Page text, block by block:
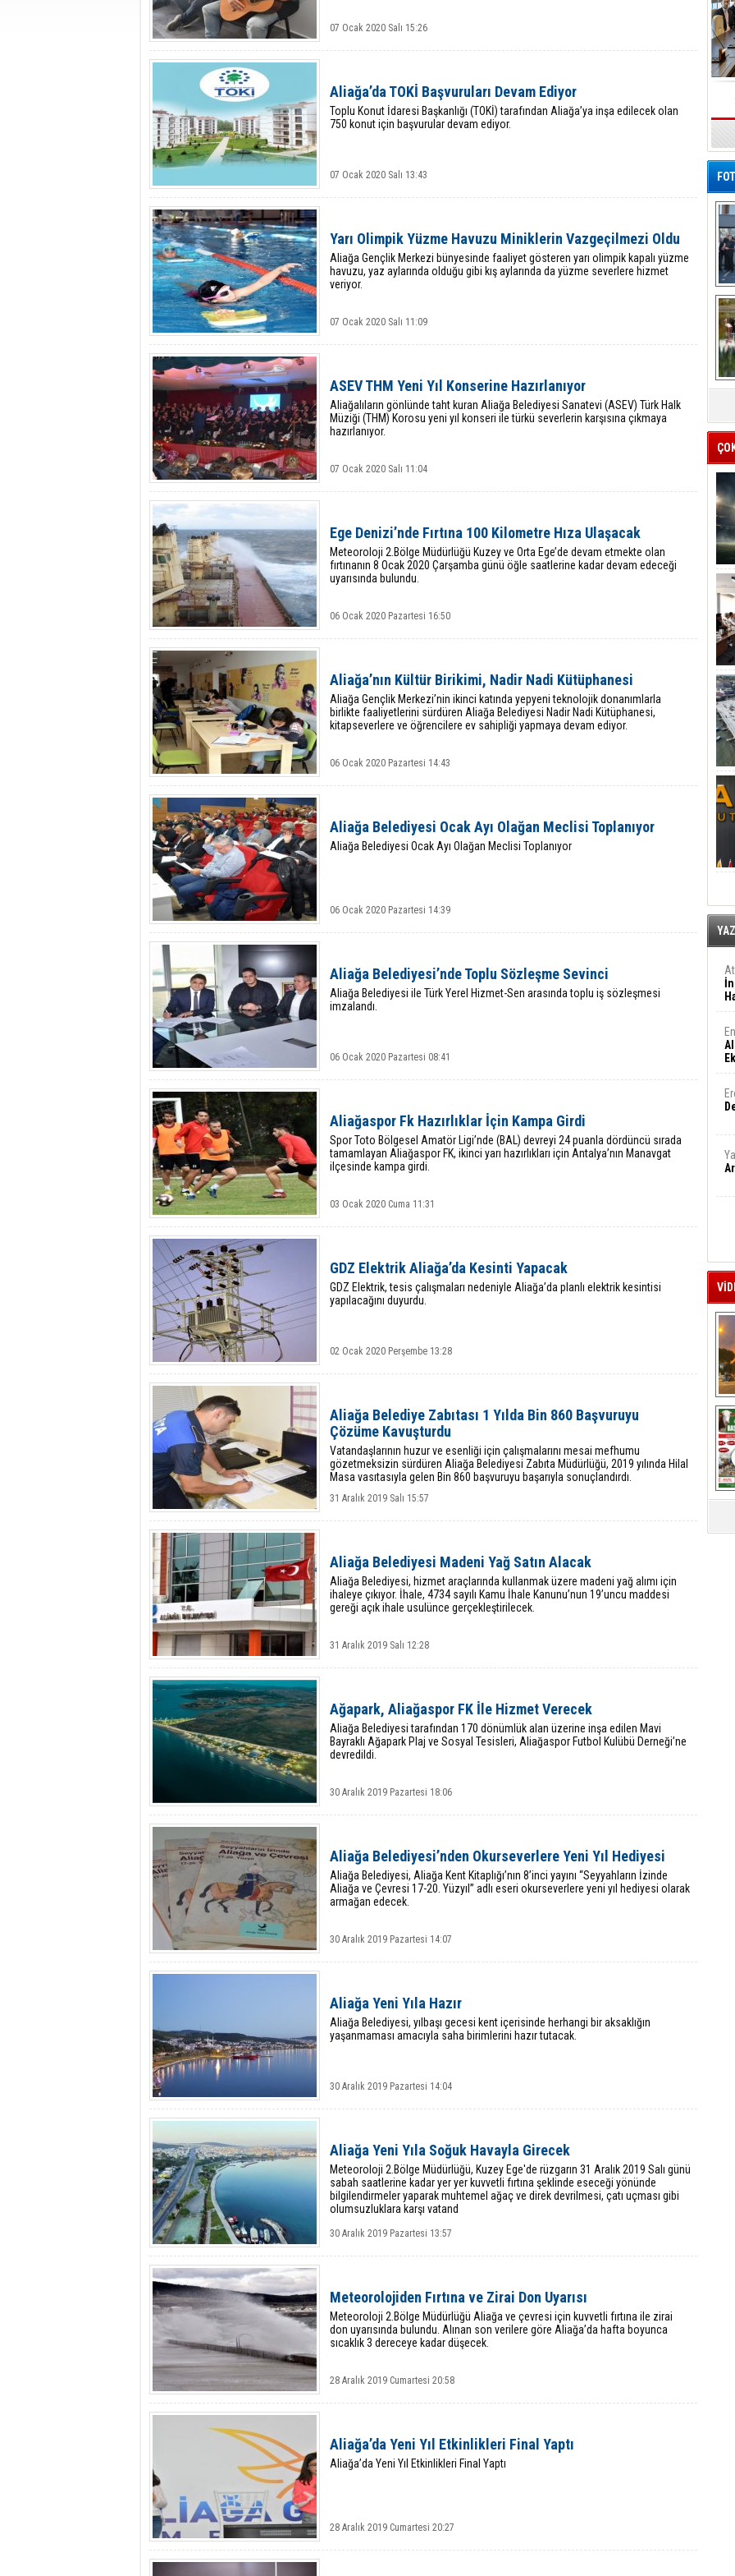
07 Ocak 2020 Salı 15:26
Aliağa’da TOKİ Başvuruları Devam Ediyor
Toplu Konut İdaresi Başkanlığı (TOKİ) tarafından Aliağa’ya inşa edilecek olan
750 konut için başvurular devam ediyor.
07 Ocak 2020 Salı 13:43
Yarı Olimpik Yüzme Havuzu Miniklerin Vazgeçilmezi Oldu
Aliağa Gençlik Merkezi bünyesinde faaliyet gösteren yarı olimpik kapalı yüzme
havuzu, yaz aylarında olduğu gibi kış aylarında da yüzme severlere hizmet
veriyor.
07 Ocak 2020 Salı 11:09
ASEV THM Yeni Yıl Konserine Hazırlanıyor
Aliağalıların gönlünde taht kuran Aliağa Belediyesi Sanatevi (ASEV) Türk Halk
Müziği (THM) Korosu yeni yıl konseri ile türkü severlerin karşısına çıkmaya
hazırlanıyor.
07 Ocak 2020 Salı 11:04
Ege Denizi’nde Fırtına 100 Kilometre Hıza Ulaşacak
Meteoroloji 2.Bölge Müdürlüğü Kuzey ve Orta Ege’de devam etmekte olan
fırtınanın 8 Ocak 2020 Çarşamba günü öğle saatlerine kadar devam edeceği
uyarısında bulundu.
06 Ocak 2020 Pazartesi 16:50
Aliağa’nın Kültür Birikimi, Nadir Nadi Kütüphanesi
Aliağa Gençlik Merkezi’nin ikinci katında yepyeni teknolojik donanımlarla
birlikte faaliyetlerini sürdüren Aliağa Belediyesi Nadir Nadi Kütüphanesi,
kitapseverlere ve öğrencilere ev sahipliği yapmaya devam ediyor.
06 Ocak 2020 Pazartesi 14:43
Aliağa Belediyesi Ocak Ayı Olağan Meclisi Toplanıyor
Aliağa Belediyesi Ocak Ayı Olağan Meclisi Toplanıyor
06 Ocak 2020 Pazartesi 14:39
Aliağa Belediyesi’nde Toplu Sözleşme Sevinci
Aliağa Belediyesi ile Türk Yerel Hizmet-Sen arasında toplu iş sözleşmesi
imzalandı.
06 Ocak 2020 Pazartesi 08:41
Aliağaspor Fk Hazırlıklar İçin Kampa Girdi
Spor Toto Bölgesel Amatör Ligi’nde (BAL) devreyi 24 puanla dördüncü sırada
tamamlayan Aliağaspor FK, ikinci yarı hazırlıkları için Antalya’nın Manavgat
ilçesinde kampa girdi.
03 Ocak 2020 Cuma 11:31
GDZ Elektrik Aliağa’da Kesinti Yapacak
GDZ Elektrik, tesis çalışmaları nedeniyle Aliağa’da planlı elektrik kesintisi
yapılacağını duyurdu.
02 Ocak 2020 Perşembe 13:28
Aliağa Belediye Zabıtası 1 Yılda Bin 860 Başvuruyu
Çözüme Kavuşturdu
Vatandaşlarının huzur ve esenliği için çalışmalarını mesai mefhumu
gözetmeksizin sürdüren Aliağa Belediyesi Zabıta Müdürlüğü, 2019 yılında Hilal
Masa vasıtasıyla gelen Bin 860 başvuruyu başarıyla sonuçlandırdı.
31 Aralık 2019 Salı 15:57
Aliağa Belediyesi Madeni Yağ Satın Alacak
Aliağa Belediyesi, hizmet araçlarında kullanmak üzere madeni yağ alımı için
ihaleye çıkıyor. İhale, 4734 sayılı Kamu İhale Kanunu’nun 19’uncu maddesi
gereği açık ihale usulünce gerçekleştirilecek.
31 Aralık 2019 Salı 12:28
Ağapark, Aliağaspor FK İle Hizmet Verecek
Aliağa Belediyesi tarafından 170 dönümlük alan üzerine inşa edilen Mavi
Bayraklı Ağapark Plaj ve Sosyal Tesisleri, Aliağaspor Futbol Kulübü Derneği’ne
devredildi.
30 Aralık 2019 Pazartesi 18:06
Aliağa Belediyesi’nden Okurseverlere Yeni Yıl Hediyesi
Aliağa Belediyesi, Aliağa Kent Kitaplığı’nın 8’inci yayını “Seyyahların İzinde
Aliağa ve Çevresi 17-20. Yüzyıl” adlı eseri okurseverlere yeni yıl hediyesi olarak
armağan edecek.
30 Aralık 2019 Pazartesi 14:07
Aliağa Yeni Yıla Hazır
Aliağa Belediyesi, yılbaşı gecesi kent içerisinde herhangi bir aksaklığın
yaşanmaması amacıyla saha birimlerini hazır tutacak.
30 Aralık 2019 Pazartesi 14:04
Aliağa Yeni Yıla Soğuk Havayla Girecek
Meteoroloji 2.Bölge Müdürlüğü, Kuzey Ege'de rüzgarın 31 Aralık 2019 Salı günü
sabah saatlerine kadar yer yer kuvvetli fırtına şeklinde eseceği yönünde
bilgilendirmeler yaparak muhtemel ağaç ve direk devrilmesi, çatı uçması gibi
olumsuzluklara karşı vatand
30 Aralık 2019 Pazartesi 13:57
Meteorolojiden Fırtına ve Zirai Don Uyarısı
Meteoroloji 2.Bölge Müdürlüğü Aliağa ve çevresi için kuvvetli fırtına ile zirai
don uyarısında bulundu. Alınan son verilere göre Aliağa’da hafta boyunca
sıcaklık 3 dereceye kadar düşecek.
28 Aralık 2019 Cumartesi 20:58
Aliağa’da Yeni Yıl Etkinlikleri Final Yaptı
Aliağa’da Yeni Yıl Etkinlikleri Final Yaptı
28 Aralık 2019 Cumartesi 20:27